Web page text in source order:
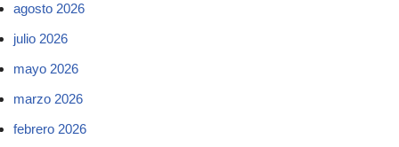
agosto 2026
julio 2026
mayo 2026
marzo 2026
febrero 2026